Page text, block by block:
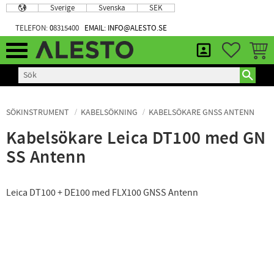
Meny
Sverige Svenska SEK
TELEFON:08315400 EMAIL: INFO@ALESTO.SE
SÖKINSTRUMENT KABELSÖKNING KABELSÖKARE GNSS ANTENN
Kabelsökare Leica DT100 med GN
SS Antenn
Leica DT100 + DE100 med FLX100 GNSS Antenn